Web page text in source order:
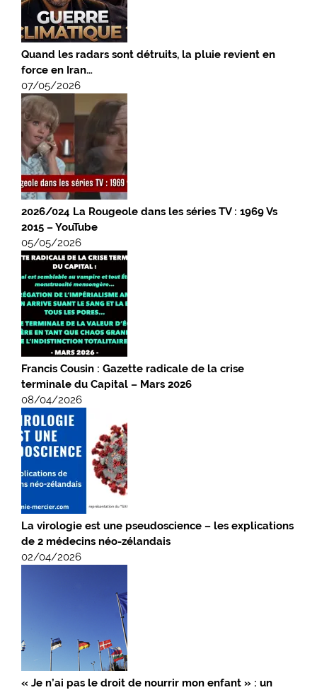
Quand les radars sont détruits, la pluie revient en
force en Iran…
07/05/2026
2026/024 La Rougeole dans les séries TV : 1969 Vs
2015 – YouTube
05/05/2026
Francis Cousin : Gazette radicale de la crise
terminale du Capital – Mars 2026
08/04/2026
La virologie est une pseudoscience – les explications
de 2 médecins néo-zélandais
02/04/2026
« Je n’ai pas le droit de nourrir mon enfant » : un